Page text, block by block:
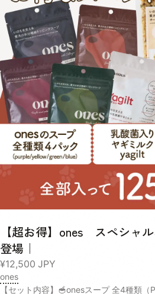
間中農薬・化学肥料不使用）, 本葛粉（
ウダー（無添加）, 塩（天然の自然塩）,
超軟水 【チキン×さつまいも】とり胸肉
（有機農産物）, 舞茸（有機農産物）, 大
農産物）, 小松菜（有機農産物）, 椎茸ど
粉（無添加）, 天然かつおの中骨パウダ
水（硬度0の超軟水）, 【ポーク×玄米】
（有機栽培米）, 舞茸（有機農産物）, 大
農産物）, 小松菜（有機農産物）, 椎茸ど
（栽培期間中農薬・化学肥料不使用）,
の中骨パウダー（無添加）, 塩（天然の
（硬度0の超軟水） 【ポーク×さつまい
さつまいも（有機農産物）, 舞茸（有機
人参（有機農産物）, 小松菜（有機農産
もの）, 本葛粉（無添加）, 天然かつおの
戸海洋深層水（硬度0の超軟水）, 消費期
薬肉を使用し、保存料も無添加のため、
ただき、解凍後は密封容器に移し冷蔵庫
を与えるとお腹がびっくりしてしまう
いただくのをおすすめしてます！● 与え
ドッグフードに少量を混ぜてみます。食
半々を目指して加減していきます。※ご
をある程度ご準備ください。6日目～少
ドの量を増やしていきます。ドッグフー
【超お得】ones スペシャ
登場｜
¥12,500 JPY
ones
【セット内容】🥣onesスープ 全4種類